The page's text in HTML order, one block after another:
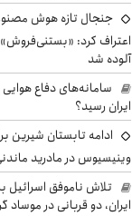
جنجال تازه هوش
اعتراف کرد:
آلوده شد
سامانه‌های دفاع
ایران رسید؟
ادامه تابستان شیرین
وینیسیوس در مادرید
تلاش ناموفق اسرائیل
ایران، دو قربانی در موساد